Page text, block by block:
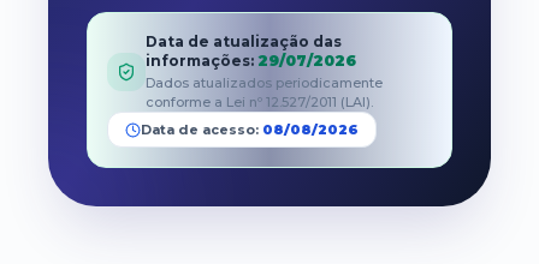
Data de atualização das
informações: 29/07/2026
Dados atualizados periodicamente
conforme a Lei nº 12.527/2011 (LAI).
Data de acesso: 08/08/2026